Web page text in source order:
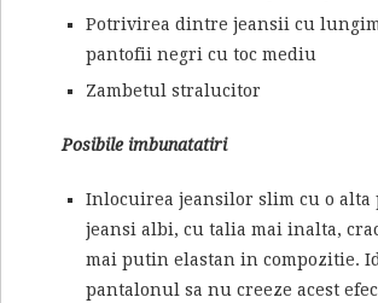
Potrivirea dintre jeansii cu
pantofii negri cu toc mediu
Zambetul stralucitor
Posibile imbunatatiri
Inlocuirea jeansilor slim cu o alta
jeansi albi, cu talia mai inalta,
mai putin elastan in compozitie.
pantalonul sa nu creeze acest